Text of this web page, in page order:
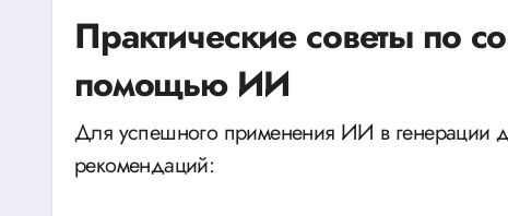
Практические советы по
помощью ИИ
Для успешного применения ИИ в генерации
рекомендаций: